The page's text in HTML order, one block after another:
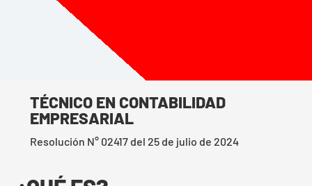
Estudia y cumple tu sueño estudiando
una carrera técnica laboral en la
Corporación Educativa Sinfronteras.
TÉCNICO EN CONTABILIDAD
EMPRESARIAL
Resolución N° 02417 del 25 de julio de 2024